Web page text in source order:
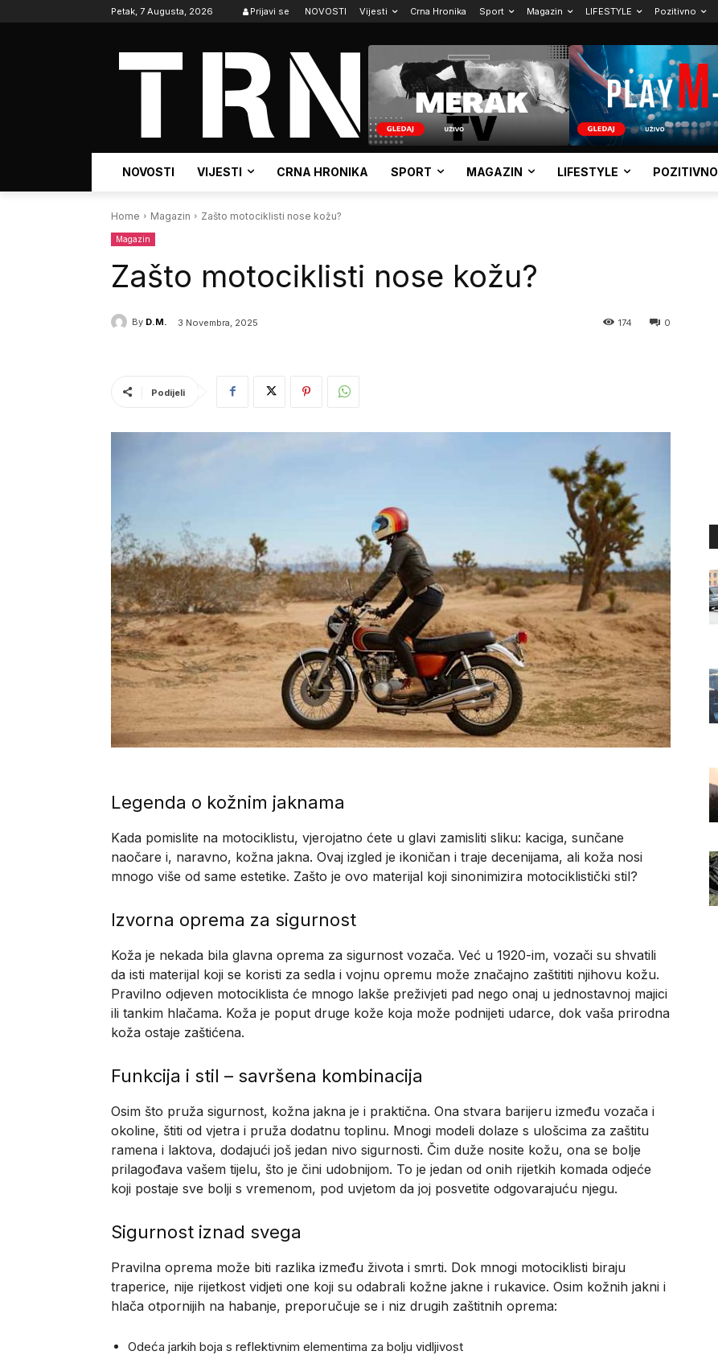
Petak, 7 Augusta, 2026 Prijavi se NOVOSTI Vijesti Crna Hronika Sport Magazin LIFESTYLE Pozitivno
NOVOSTI VIJESTI CRNA HRONIKA SPORT MAGAZIN LIFESTYLE POZITIVNO
Home Magazin Zašto motociklisti nose kožu?
Magazin
Zašto motociklisti nose kožu?
By D.M. 3 Novembra, 2025 0
174
Podijeli
Legenda o kožnim jaknama
Kada pomislite na motociklistu, vjerojatno ćete u glavi zamisliti sliku: kaciga, sunčane
naočare i, naravno, kožna jakna. Ovaj izgled je ikoničan i traje decenijama, ali koža nosi
mnogo više od same estetike. Zašto je ovo materijal koji sinonimizira motociklistički stil?
Izvorna oprema za sigurnost
Koža je nekada bila glavna oprema za sigurnost vozača. Već u 1920-im, vozači su shvatili
da isti materijal koji se koristi za sedla i vojnu opremu može značajno zaštititi njihovu kožu.
Pravilno odjeven motociklista će mnogo lakše preživjeti pad nego onaj u jednostavnoj majici
ili tankim hlačama. Koža je poput druge kože koja može podnijeti udarce, dok vaša prirodna
koža ostaje zaštićena.
Funkcija i stil – savršena kombinacija
Osim što pruža sigurnost, kožna jakna je i praktična. Ona stvara barijeru između vozača i
okoline, štiti od vjetra i pruža dodatnu toplinu. Mnogi modeli dolaze s ulošcima za zaštitu
ramena i laktova, dodajući još jedan nivo sigurnosti. Čim duže nosite kožu, ona se bolje
prilagođava vašem tijelu, što je čini udobnijom. To je jedan od onih rijetkih komada odjeće
koji postaje sve bolji s vremenom, pod uvjetom da joj posvetite odgovarajuću njegu.
Sigurnost iznad svega
Pravilna oprema može biti razlika između života i smrti. Dok mnogi motociklisti biraju
traperice, nije rijetkost vidjeti one koji su odabrali kožne jakne i rukavice. Osim kožnih jakni i
hlača otpornijih na habanje, preporučuje se i niz drugih zaštitnih oprema:
Odeća jarkih boja s reflektivnim elementima za bolju vidljivost